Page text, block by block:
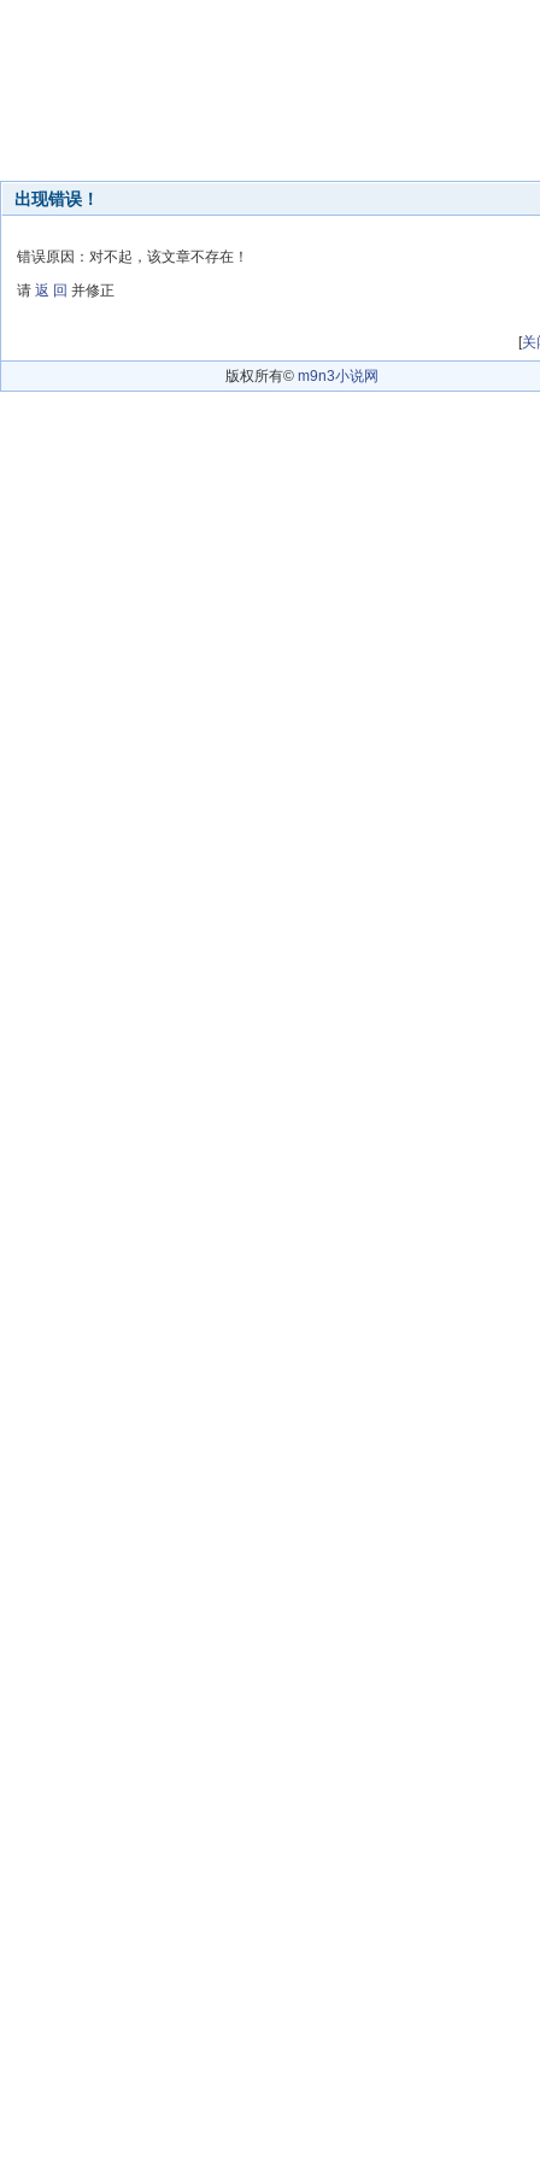
出现错误！
错误原因：对不起，该文章不存在！
请 返 回 并修正
[关
版权所有© m9n3小说网